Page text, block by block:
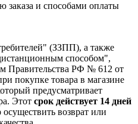
и способами оплаты
(ЗЗПП), а также
способом",
Правительства РФ № 612 от
покупке товара в магазине
предусматривает
Этот срок действует 14 дней
возврат или